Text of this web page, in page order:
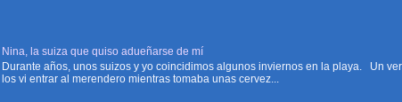
Nina, la suiza que quiso adueñarse de mí
Durante años, unos suizos y yo coincidimos algunos inviernos en la playa. Un
los vi entrar al merendero mientras tomaba unas cervez...